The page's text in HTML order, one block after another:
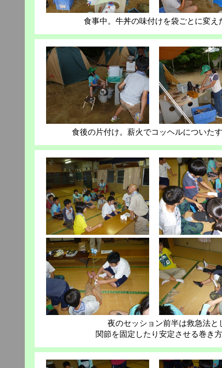
食事中。牛丼の味付けを袋ごとに変
食後の片付け。薪火でコッヘルについた
夜のセッション前半は救急法
関節を固定したり安定させる巻き